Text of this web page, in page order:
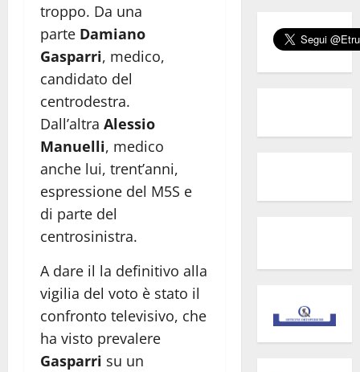
troppo. Da una
parte Damiano
Gasparri, medico,
candidato del
centrodestra.
Dall’altra Alessio
Manuelli, medico
anche lui, trent’anni,
espressione del M5S e
di parte del
centrosinistra.
A dare il la definitivo alla
vigilia del voto è stato il
confronto televisivo, che
ha visto prevalere
Gasparri su un